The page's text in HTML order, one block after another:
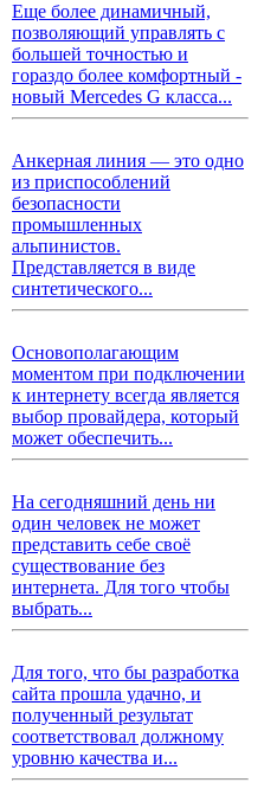
Еще более динамичный,
позволяющий управлять с
большей точностью и
гораздо более комфортный -
новый Mercedes G класса...
Анкерная линия — это одно
из приспособлений
безопасности
промышленных
альпинистов.
Представляется в виде
синтетического...
Основополагающим
моментом при подключении
к интернету всегда является
выбор провайдера, который
может обеспечить...
На сегодняшний день ни
один человек не может
представить себе своё
существование без
интернета. Для того чтобы
выбрать...
Для того, что бы разработка
сайта прошла удачно, и
полученный результат
соответствовал должному
уровню качества и...